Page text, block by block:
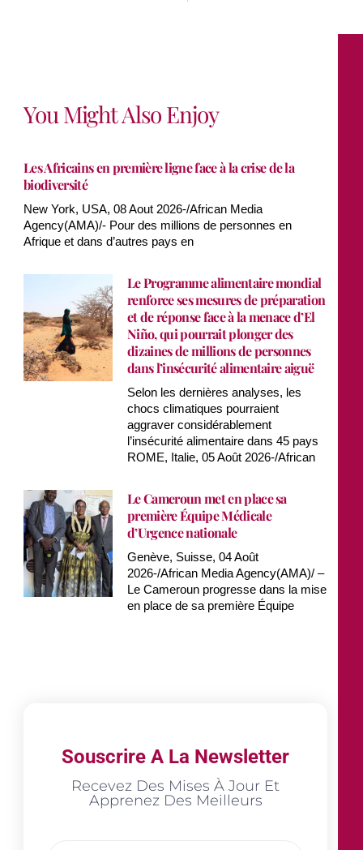
You Might Also Enjoy
Les Africains en première ligne face à la crise de la
biodiversité
New York, USA, 08 Aout 2026-/African Media
Agency(AMA)/- Pour des millions de personnes en
Afrique et dans d’autres pays en
Le Programme alimentaire mondial
renforce ses mesures de préparation
et de réponse face à la menace d’El
Niño, qui pourrait plonger des
dizaines de millions de personnes
dans l’insécurité alimentaire aiguë
Selon les dernières analyses, les
chocs climatiques pourraient
aggraver considérablement
l’insécurité alimentaire dans 45 pays
ROME, Italie, 05 Août 2026-/African
Le Cameroun met en place sa
première Équipe Médicale
d’Urgence nationale
Genève, Suisse, 04 Août
2026-/African Media Agency(AMA)/ –
Le Cameroun progresse dans la mise
en place de sa première Équipe
Souscrire A La Newsletter
Recevez Des Mises À Jour Et
Apprenez Des Meilleurs